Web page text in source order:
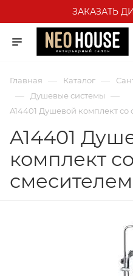
ЗАКАЗАТЬ
Главная — Каталог —
— Душевые системы —
A14401 Душевой комплект со
A14401
комплект со
смесителем